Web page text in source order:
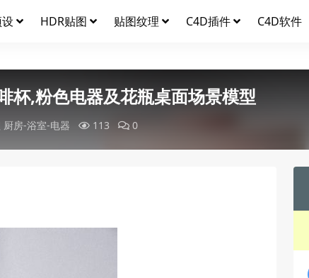
HDR贴图 贴图纹理 C4D插件 C4D软件
杯,粉色电器及花瓶桌面场景模型
厨房-浴室-电器 113 0